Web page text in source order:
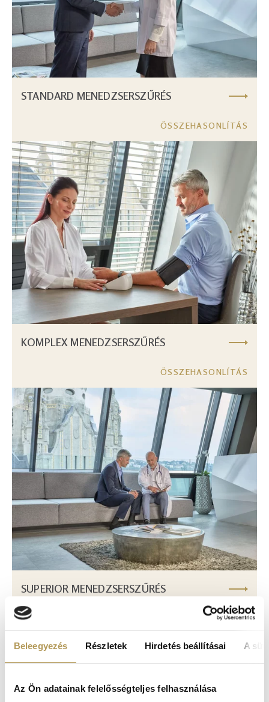
Beleegyezés Részletek Hirdetés beállításai A
Az Ön adatainak felelősségteljes felhasználása
STANDARD MENEDZSERSZŰRÉS
ÖSSZEHASONLÍTÁS
Image
KOMPLEX MENEDZSERSZŰRÉS
ÖSSZEHASONLÍTÁS
Image
SUPERIOR MENEDZSERSZŰRÉS
ÖSSZEHASONLÍTÁS
SZENIOR SZŰRŐCSOMAG – 65 ÉV